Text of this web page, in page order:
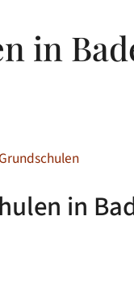
in
in